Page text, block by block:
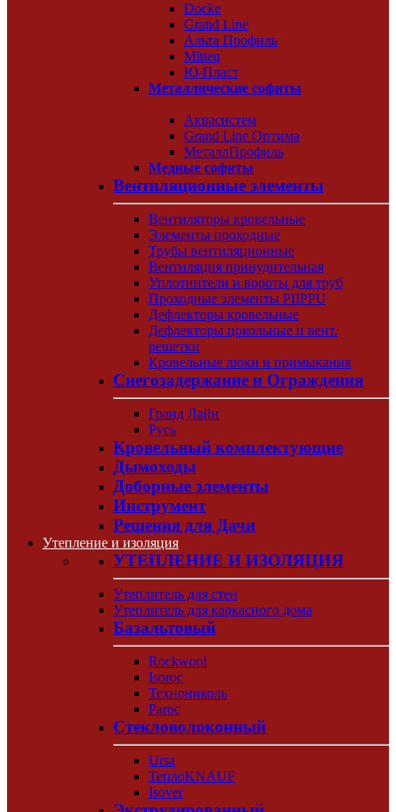
Docke
Grand Line
Альта Профиль
Mitten
Ю-Пласт
Металлические софиты
Аквасистем
Grand Line Оптима
МеталлПрофиль
Медные софиты
Вентиляционные элементы
Вентиляторы кровельные
Элементы проходные
Трубы вентиляционные
Вентиляция принудительная
Уплотнители и вороты для труб
Проходные элементы PIIPPU
Дефлекторы кровельные
Дефлекторы цокольные и вент.
решетки
Кровельные люки и примыкания
Снегозадержание и Ограждения
Гранд Лайн
Русь
Кровельный комплектующие
Дымоходы
Доборные элементы
Инструмент
Решения для Дачи
Утепление и изоляция
УТЕПЛЕНИЕ И ИЗОЛЯЦИЯ
Утеплитель для стен
Утеплитель для каркасного дома
Базальтовый
Rockwool
Isoroc
Технониколь
Paroc
Стекловолоконный
Ursa
ТеплоKNAUF
Isover